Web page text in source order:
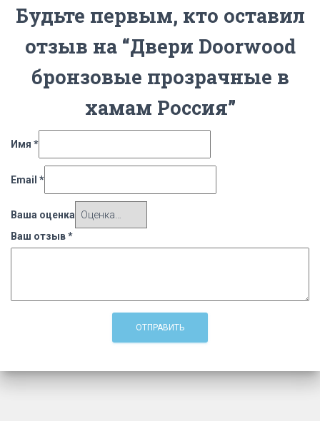
Будьте первым, кто оставил
отзыв на “Двери Doorwood
бронзовые прозрачные в
хамам Россия”
Имя *
Email *
Ваша оценка
Ваш отзыв*